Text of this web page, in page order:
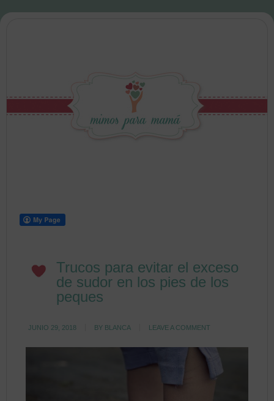
Trucos para evitar el exceso
de sudor en los pies de los
peques
JUNIO 29, 2018 BY BLANCA LEAVE A COMMENT